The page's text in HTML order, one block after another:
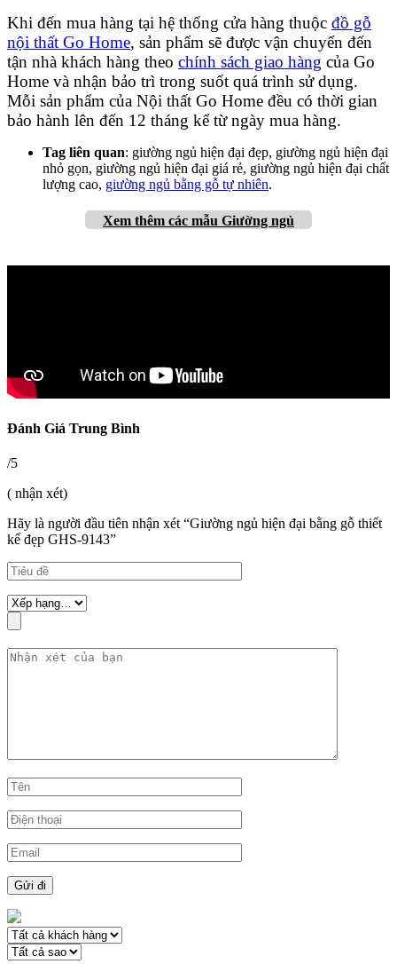
Khi đến mua hàng tại hệ thống cửa hàng thuộc đồ gỗ
nội thất Go Home, sản phẩm sẽ được vận chuyển đến
tận nhà khách hàng theo chính sách giao hàng của Go
Home và nhận bảo trì trong suốt quá trình sử dụng.
Mỗi sản phẩm của Nội thất Go Home đều có thời gian
bảo hành lên đến 12 tháng kể từ ngày mua hàng.
Tag liên quan: giường ngủ hiện đại đẹp, giường ngủ hiện đại
nhỏ gọn, giường ngủ hiện đại giá rẻ, giường ngủ hiện đại chất
lượng cao, giường ngủ bằng gỗ tự nhiên.
Xem thêm các mẫu Giường ngủ
Đánh Giá Trung Bình
/5
( nhận xét)
Hãy là người đầu tiên nhận xét “Giường ngủ hiện đại bằng gỗ thiết
kế đẹp GHS-9143”